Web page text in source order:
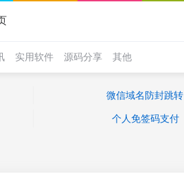
实用软件 源码分享 其他
微信域名防封跳转
个人免签码支付